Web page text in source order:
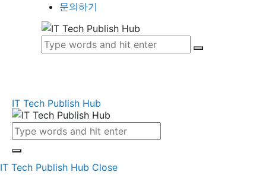
문의하기
IT Tech Publish Hub
IT Tech Publish Hub Close